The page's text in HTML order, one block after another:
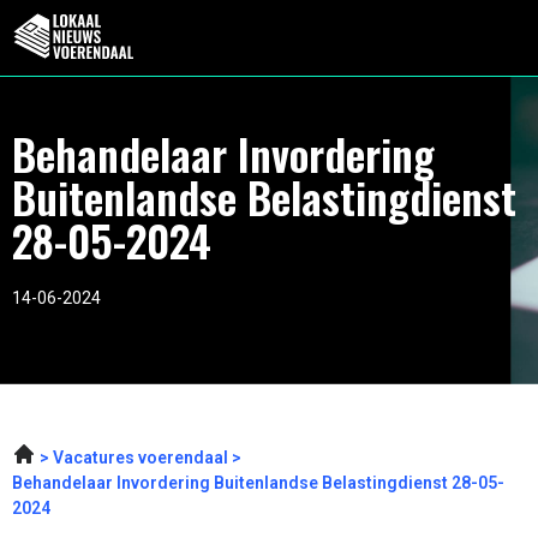
Behandelaar Invordering
Buitenlandse Belastingdienst
28-05-2024
14-06-2024
Vacatures voerendaal
Behandelaar Invordering Buitenlandse Belastingdienst 28-05-
2024